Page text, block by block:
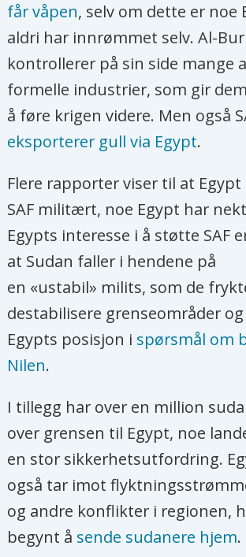
får våpen, selv om dette er noe
aldri har innrømmet selv. Al-
kontrollerer på sin side mange
formelle industrier, som gir
å føre krigen videre. Men også
eksporterer gull via Egypt.
Flere rapporter viser til at
SAF militært, noe Egypt har
Egypts interesse i å støtte SAF
at Sudan faller i hendene på
en «ustabil» milits, som de
destabilisere grenseområder og
Egypts posisjon i spørsmål om
Nilen.
I tillegg har over en million
over grensen til Egypt, noe
en stor sikkerhetsutfordring.
også tar imot
og andre konflikter i regionen,
begynt å sende sudanere hjem.